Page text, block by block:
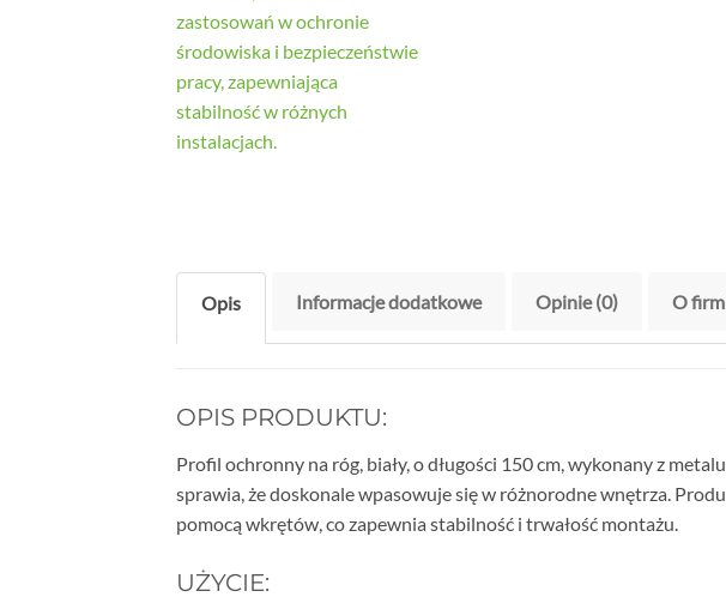
Opis Informacje dodatkowe Opinie (0) O
OPIS PRODUKTU:
Profil ochronny na róg, biały, o długości 150 cm, wykonany z
sprawia, że doskonale wpasowuje się w różnorodne wnętrza.
pomocą wkrętów, co zapewnia stabilność i trwałość montażu.
UŻYCIE: